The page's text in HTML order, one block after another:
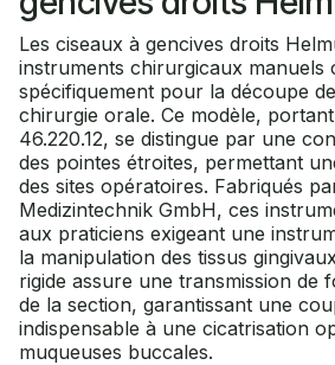
Les ciseaux à gencives droits
instruments chirurgicaux manuels
spécifiquement pour la découpe
chirurgie orale. Ce modèle,
46.220.12, se distingue par une
des pointes étroites, permettant
des sites opératoires. Fabriqués
Medizintechnik GmbH, ces
aux praticiens exigeant une
la manipulation des tissus
rigide assure une transmission de
de la section, garantissant une
indispensable à une cicatrisation
muqueuses buccales.